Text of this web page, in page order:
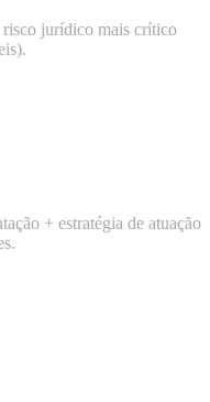
risco jurídico mais crítico
+ estratégia de atuação